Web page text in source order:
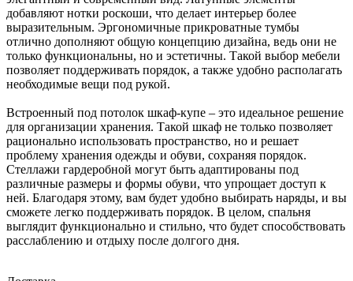
добавляют нотки роскоши, что делает интерьер более
выразительным. Эргономичные прикроватные тумбы
отлично дополняют общую концепцию дизайна, ведь они не
только функциональны, но и эстетичны. Такой выбор мебели
позволяет поддерживать порядок, а также удобно располагать
необходимые вещи под рукой.
Встроенный под потолок шкаф-купе – это идеальное решение
для организации хранения. Такой шкаф не только позволяет
рационально использовать пространство, но и решает
проблему хранения одежды и обуви, сохраняя порядок.
Стеллажи гардеробной могут быть адаптированы под
различные размеры и формы обуви, что упрощает доступ к
ней. Благодаря этому, вам будет удобно выбирать наряды, и вы
сможете легко поддерживать порядок. В целом, спальня
выглядит функционально и стильно, что будет способствовать
расслаблению и отдыху после долгого дня.